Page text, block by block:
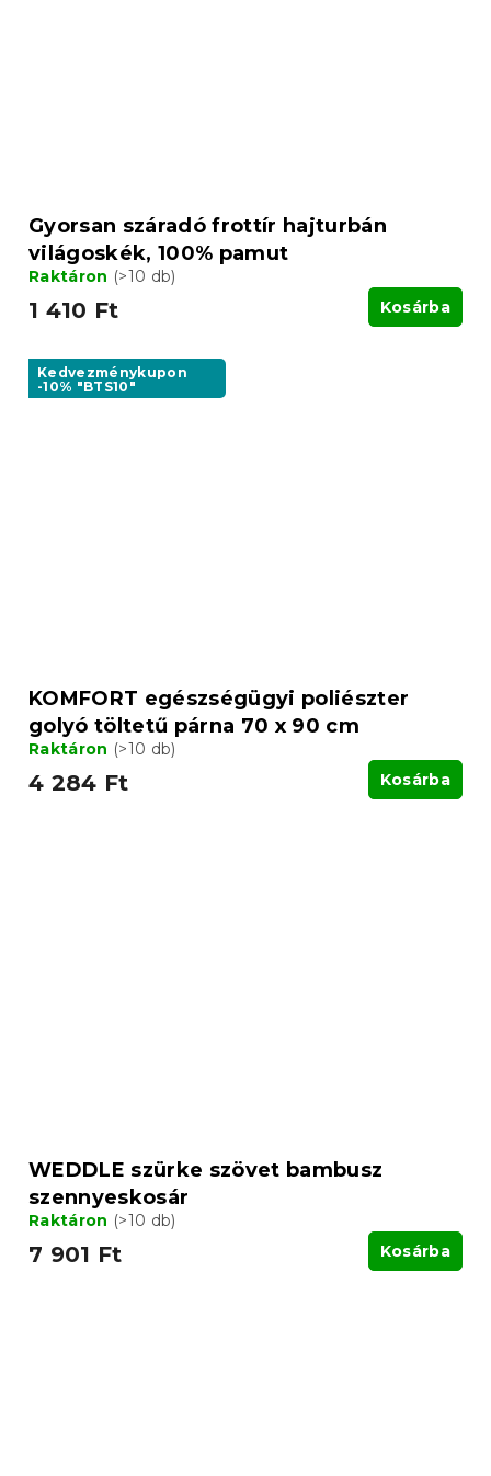
Gyorsan száradó frottír hajturbán
világoskék, 100% pamut
Raktáron (>10 db)
1 410 Ft Kosárba
Kedvezménykupon
-10% "BTS10"
KOMFORT egészségügyi poliészter
golyó töltetű párna 70 x 90 cm
Raktáron (>10 db)
4 284 Ft Kosárba
WEDDLE szürke szövet bambusz
szennyeskosár
Raktáron (>10 db)
7 901 Ft Kosárba